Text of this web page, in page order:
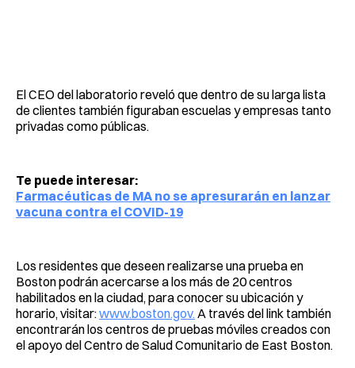
El CEO del laboratorio reveló que dentro de su larga lista
de clientes también figuraban escuelas y empresas tanto
privadas como públicas.
Te puede interesar:
Farmacéuticas de MA no se apresurarán en lanzar
vacuna contra el COVID-19
Los residentes que deseen realizarse una prueba en
Boston podrán acercarse a los más de 20 centros
habilitados en la ciudad, para conocer su ubicación y
horario, visitar:www.boston.gov. A través del link también
encontrarán los centros de pruebas móviles creados con
el apoyo del Centro de Salud Comunitario de East Boston.